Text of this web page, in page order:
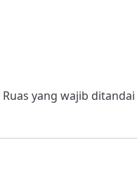
Ruas yang wajib ditandai